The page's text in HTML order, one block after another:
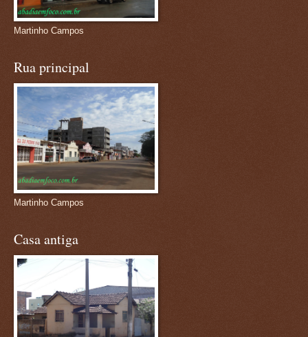
Martinho Campos
Rua principal
Martinho Campos
Casa antiga